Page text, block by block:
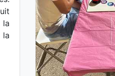
la
la